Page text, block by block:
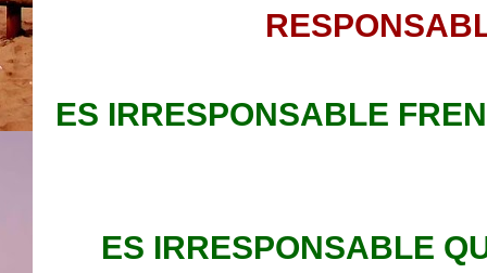
ES IRRESPONSABLE
ES IRRESPONSABLE